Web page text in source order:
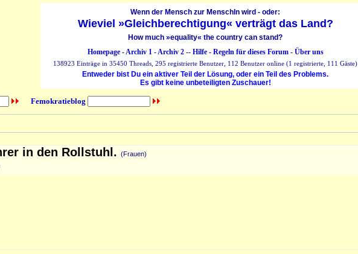
Wenn der Mensch zur MenschIn wird - oder:
Wieviel »Gleichberechtigung« verträgt das Land?
How much »equality« the country can stand?
Homepage-Archiv 1-Archiv 2-- Hilfe- Regeln für dieses Forum- Über uns
138923 Einträge in 35450 Threads, 295 registrierte Benutzer, 112 Benutzer online (1 registrierte, 111 Gäste)
Entweder bist Du ein aktiver Teil der Lösung, oder ein Teil des Problems.
Es gibt keine unbeteiligten Zuschauer!
Femokratieblog
in den Rollstuhl. (Frauen)